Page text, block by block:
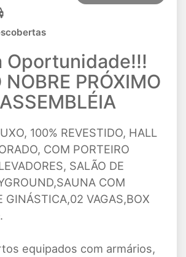
Oportunidade!!!
NOBRE PRÓXIMO
100% REVESTIDO, HALL
COM PORTEIRO
SALÃO DE
COM
GINÁSTICA,02 VAGAS,BOX
equipados com armários,